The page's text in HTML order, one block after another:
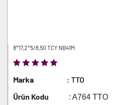
8*17,2*5/8,50 TCY NB41M
Marka
: TTO
Ürün Kodu
: A764 TTO